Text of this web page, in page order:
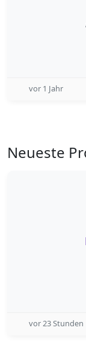
vor 1 Jahr
Neueste
vor 23 Stunden